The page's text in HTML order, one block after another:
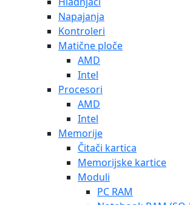
Napajanja
Kontroleri
Matične ploče
AMD
Intel
Procesori
AMD
Intel
Memorije
Čitači kartica
Memorijske kartice
Moduli
PC RAM